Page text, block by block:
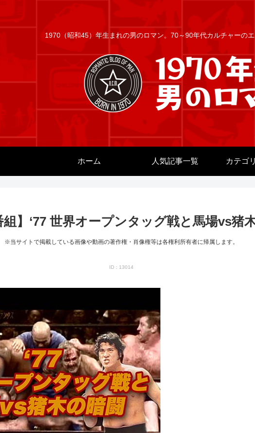
1970（昭和45）年生まれの男のロマン。70～90年代カルチャーの
ホーム 人気記事一覧 カテゴ
組】‘77 世界オープンタッグ戦と馬場vs猪
※当サイトで掲載している画像や動画の著作権・肖像権等は各権利所有者に帰属します。
ID：13014